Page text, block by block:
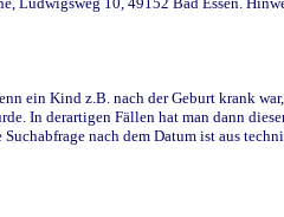
ein Kind z.B. nach der Geburt krank
In derartigen Fällen hat man dann
nach dem Datum ist aus